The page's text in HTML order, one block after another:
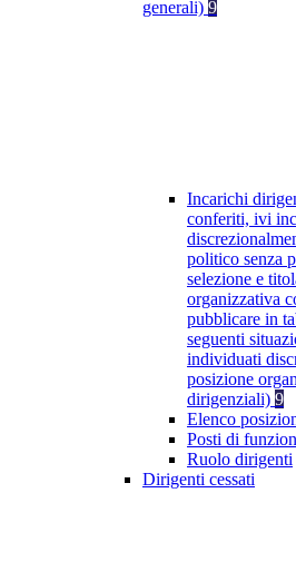
generali) 9
Incarichi
conferiti, ivi
politico senza
selezione e
organizzativa
pubblicare in
seguenti
individuati
posizione
dirigenziali) 9
Elenco
Posti di
Ruolo dirigenti
Dirigenti cessati